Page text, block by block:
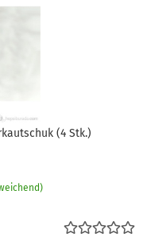
(4 Stk.)